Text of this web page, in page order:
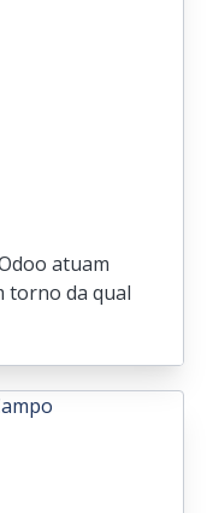
atuam
torno da qual